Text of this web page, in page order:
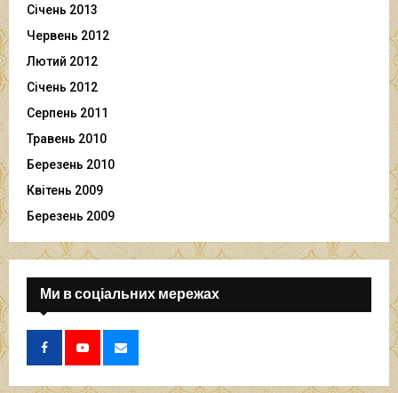
Січень 2013
Червень 2012
Лютий 2012
Січень 2012
Серпень 2011
Травень 2010
Березень 2010
Квітень 2009
Березень 2009
Ми в соціальних мережах